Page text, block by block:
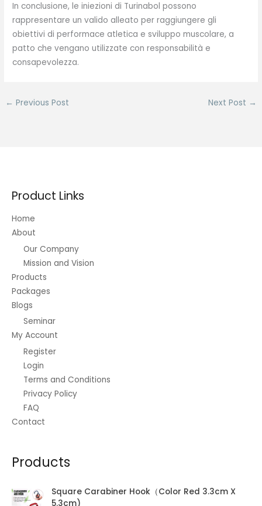
In conclusione, le iniezioni di Turinabol possono
rappresentare un valido alleato per raggiungere gli
obiettivi di performace atletica e sviluppo muscolare, a
patto che vengano utilizzate con responsabilità e
consapevolezza.
← Previous Post Next Post →
Product Links
Home
About
Our Company
Mission and Vision
Products
Packages
Blogs
Seminar
My Account
Register
Login
Terms and Conditions
Privacy Policy
FAQ
Contact
Products
Square Carabiner Hook（Color Red 3.3cm X
5.3cm)